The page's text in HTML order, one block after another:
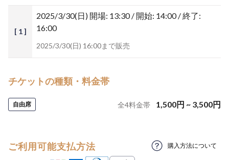
[ 1 ]
2025/3/30(日) 開場: 13:30 / 開始: 14:00 / 終了:
16:00
2025/3/30(日) 16:00まで販売
チケットの種類・料金帯
自由席 全4料金帯 1,500円 ~ 3,500円
ご利用可能支払方法 購入方法について